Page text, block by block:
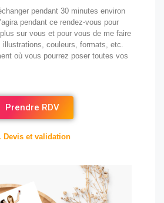
pendant 30 minutes environ
pendant ce rendez-vous pour
plus sur vous et pour vous de me faire
illustrations, couleurs, formats, etc.
où vous pourrez poser toutes vos
Prendre RDV
Devis et validation